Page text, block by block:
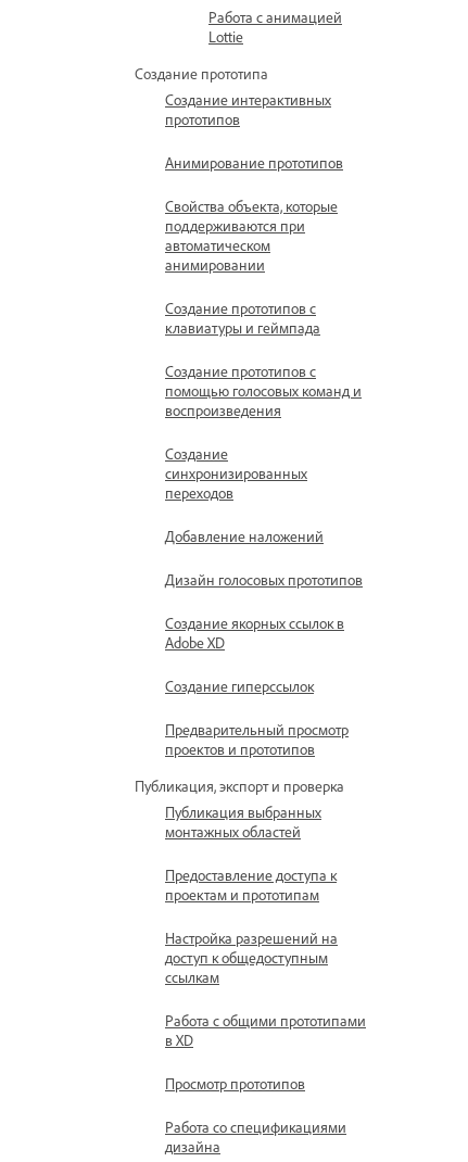
Работа с анимацией
Lottie
Создание прототипа
Создание интерактивных
прототипов
Анимирование прототипов
Свойства объекта, которые
поддерживаются при
автоматическом
анимировании
Создание прототипов с
клавиатуры и геймпада
Создание прототипов с
помощью голосовых команд и
воспроизведения
Создание
синхронизированных
переходов
Добавление наложений
Дизайн голосовых прототипов
Создание якорных ссылок в
Adobe XD
Создание гиперссылок
Предварительный просмотр
проектов и прототипов
Публикация, экспорт и проверка
Публикация выбранных
монтажных областей
Предоставление доступа к
проектам и прототипам
Настройка разрешений на
доступ к общедоступным
ссылкам
Работа с общими прототипами
в XD
Просмотр прототипов
Работа со спецификациями
дизайна